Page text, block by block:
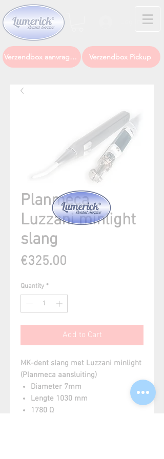
Verzendbox aanvragen Verzendbox Pickup
Planmeca
Luzzani minlight
slang
€325.00
Quantity *
Add to Cart
MK-dent slang met Luzzani minlight
(Planmeca aansluiting)
Diameter 7mm
Lengte 1030 mm
1780 Ω